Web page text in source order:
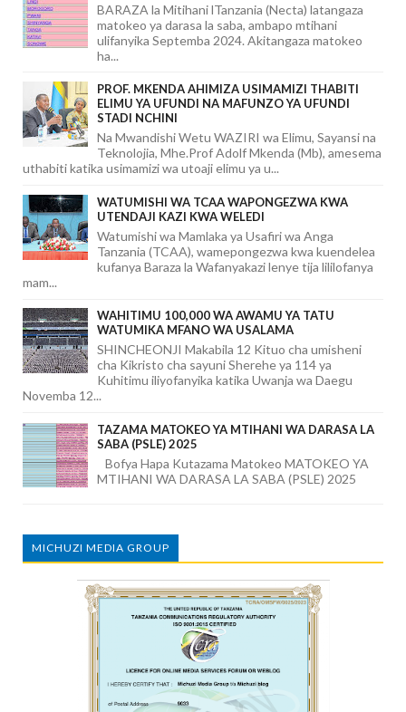
BARAZA la Mitihani lTanzania (Necta) latangaza
matokeo ya darasa la saba, ambapo mtihani
ulifanyika Septemba 2024. Akitangaza matokeo
ha...
PROF. MKENDA AHIMIZA USIMAMIZI THABITI
ELIMU YA UFUNDI NA MAFUNZO YA UFUNDI
STADI NCHINI
Na Mwandishi Wetu WAZIRI wa Elimu, Sayansi na
Teknolojia, Mhe.Prof Adolf Mkenda (Mb), amesema
uthabiti katika usimamizi wa utoaji elimu ya u...
WATUMISHI WA TCAA WAPONGEZWA KWA
UTENDAJI KAZI KWA WELEDI
Watumishi wa Mamlaka ya Usafiri wa Anga
Tanzania (TCAA), wamepongezwa kwa kuendelea
kufanya Baraza la Wafanyakazi lenye tija lililofanya
mam...
WAHITIMU 100,000 WA AWAMU YA TATU
WATUMIKA MFANO WA USALAMA
SHINCHEONJI Makabila 12 Kituo cha umisheni
cha Kikristo cha sayuni Sherehe ya 114 ya
Kuhitimu iliyofanyika katika Uwanja wa Daegu
Novemba 12...
TAZAMA MATOKEO YA MTIHANI WA DARASA LA
SABA (PSLE) 2025
Bofya Hapa Kutazama Matokeo MATOKEO YA
MTIHANI WA DARASA LA SABA (PSLE) 2025
MICHUZI MEDIA GROUP